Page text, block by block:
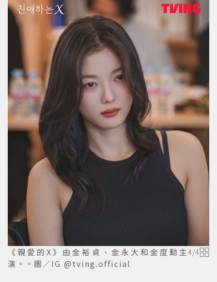
《親愛的X》由金裕貞、金永大和金度勳主
演。。圖／IG @tving.official
4/4